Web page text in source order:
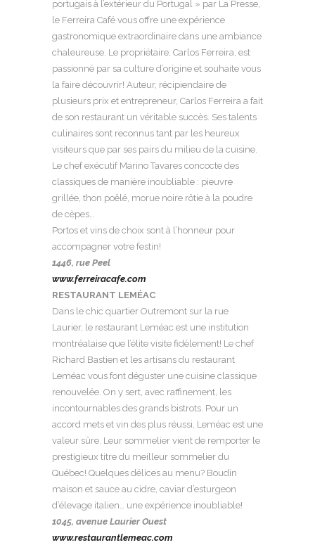
portugais à l’extérieur du Portugal » par La Presse,
le Ferreira Café vous offre une expérience
gastronomique extraordinaire dans une ambiance
chaleureuse. Le propriétaire, Carlos Ferreira, est
passionné par sa culture d’origine et souhaite vous
la faire découvrir! Auteur, récipiendaire de
plusieurs prix et entrepreneur, Carlos Ferreira a fait
de son restaurant un véritable succès. Ses talents
culinaires sont reconnus tant par les heureux
visiteurs que par ses pairs du milieu de la cuisine.
Le chef exécutif Marino Tavares concocte des
classiques de manière inoubliable : pieuvre
grillée, thon poêlé, morue noire rôtie à la poudre
de cèpes…
Portos et vins de choix sont à l’honneur pour
accompagner votre festin!
1446, rue Peel
www.ferreiracafe.com
RESTAURANT LEMÉAC
Dans le chic quartier Outremont sur la rue
Laurier, le restaurant Leméac est une institution
montréalaise que l’élite visite fidèlement! Le chef
Richard Bastien et les artisans du restaurant
Leméac vous font déguster une cuisine classique
renouvelée. On y sert, avec raffinement, les
incontournables des grands bistrots. Pour un
accord mets et vin des plus réussi, Leméac est une
valeur sûre. Leur sommelier vient de remporter le
prestigieux titre du meilleur sommelier du
Québec! Quelques délices au menu? Boudin
maison et sauce au cidre, caviar d’esturgeon
d’élevage italien… une expérience inoubliable!
1045, avenue Laurier Ouest
www.restaurantlemeac.com